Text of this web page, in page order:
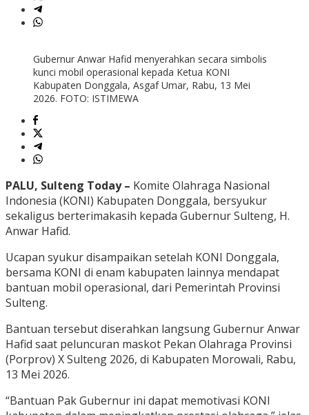
Gubernur Anwar Hafid menyerahkan secara simbolis
kunci mobil operasional kepada Ketua KONI
Kabupaten Donggala, Asgaf Umar, Rabu, 13 Mei
2026. FOTO: ISTIMEWA
PALU, Sulteng Today – Komite Olahraga Nasional
Indonesia (KONI) Kabupaten Donggala, bersyukur
sekaligus berterimakasih kepada Gubernur Sulteng, H.
Anwar Hafid.
Ucapan syukur disampaikan setelah KONI Donggala,
bersama KONI di enam kabupaten lainnya mendapat
bantuan mobil operasional, dari Pemerintah Provinsi
Sulteng.
Bantuan tersebut diserahkan langsung Gubernur Anwar
Hafid saat peluncuran maskot Pekan Olahraga Provinsi
(Porprov) X Sulteng 2026, di Kabupaten Morowali, Rabu,
13 Mei 2026.
“Bantuan Pak Gubernur ini dapat memotivasi KONI